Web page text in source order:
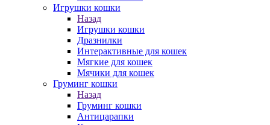
Игрушки кошки
Назад
Игрушки кошки
Дразнилки
Интерактивные для кошек
Мягкие для кошек
Мячики для кошек
Груминг кошки
Назад
Груминг кошки
Антицарапки